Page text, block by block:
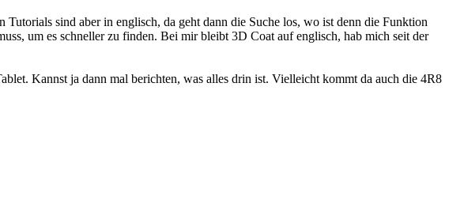
sind aber in englisch, da geht dann die Suche los, wo ist denn die Funktion
um es schneller zu finden. Bei mir bleibt 3D Coat auf englisch, hab mich seit der
Kannst ja dann mal berichten, was alles drin ist. Vielleicht kommt da auch die 4R8